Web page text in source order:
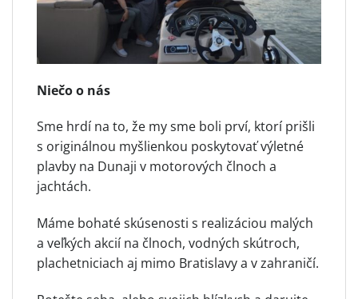
Niečo o nás
Sme hrdí na to, že my sme boli prví, ktorí prišli
s originálnou myšlienkou poskytovať výletné
plavby na Dunaji v motorových člnoch a
jachtách.
Máme bohaté skúsenosti s realizáciou malých
a veľkých akcií na člnoch, vodných skútroch,
plachetniciach aj mimo Bratislavy a v zahraničí.